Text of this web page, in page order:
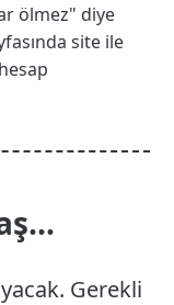
ölmez" diye
site ile
Gerekli